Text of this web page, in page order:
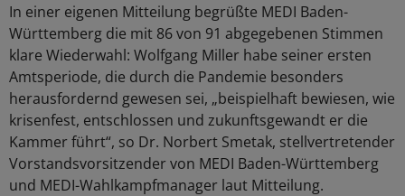
In einer eigenen Mitteilung begrüßte MEDI Baden-
Württemberg die mit 86 von 91 abgegebenen Stimmen
klare Wiederwahl: Wolfgang Miller habe seiner ersten
Amtsperiode, die durch die Pandemie besonders
herausfordernd gewesen sei, „beispielhaft bewiesen, wie
krisenfest, entschlossen und zukunftsgewandt er die
Kammer führt“, so Dr. Norbert Smetak, stellvertretender
Vorstandsvorsitzender von MEDI Baden-Württemberg
und MEDI-Wahlkampfmanager laut Mitteilung.